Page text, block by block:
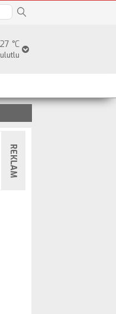
27 °C
REKLAM